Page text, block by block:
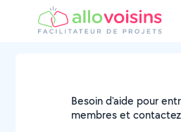
Besoin d'aide pour
membres et